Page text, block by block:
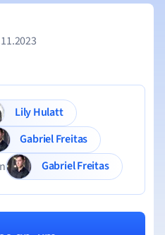
Lily Hulatt
Gabriel Freitas
Gabriel Freitas